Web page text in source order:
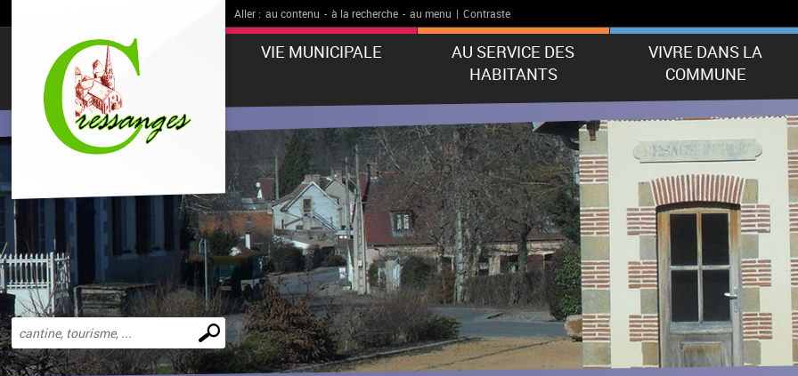
Aller : au contenu - à la recherche - au menu | Contraste
VIE MUNICIPALE
AU SERVICE DES
HABITANTS
VIVRE DANS LA
COMMUNE
Effectuer
une
recherche